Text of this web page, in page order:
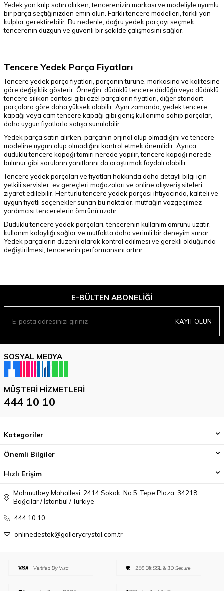
Yedek yan kulp satın alırken, tencerenizin markası ve modeliyle uyumlu
bir parça seçtiğinizden emin olun. Farklı tencere modelleri, farklı yan
kulplar gerektirebilir. Bu nedenle, doğru yedek parçayı seçmek,
tencerenin düzgün ve güvenli bir şekilde çalışmasını sağlar.
Tencere Yedek Parça Fiyatları
Tencere yedek parça fiyatları, parçanın türüne, markasına ve kalitesine
göre değişiklik gösterir. Örneğin, düdüklü tencere düdüğü veya düdüklü
tencere silikon contası gibi özel parçaların fiyatları, diğer standart
parçalara göre daha yüksek olabilir. Aynı zamanda, yedek tencere
kapağı veya cam tencere kapağı gibi geniş kullanıma sahip parçalar,
daha uygun fiyatlarla satışa sunulabilir.
Yedek parça satın alırken, parçanın orjinal olup olmadığını ve tencere
modeline uygun olup olmadığını kontrol etmek önemlidir. Ayrıca,
düdüklü tencere kapağı tamiri nerede yapılır, tencere kapağı nerede
bulunur gibi soruların yanıtlarını da araştırmak faydalı olabilir.
Tencere yedek parçaları ve fiyatları hakkında daha detaylı bilgi için
yetkili servisler, ev gereçleri mağazaları ve online alışveriş siteleri
ziyaret edilebilir. Her türlü tencere yedek parçası ihtiyacında, kaliteli ve
uygun fiyatlı seçenekler sunan bu noktalar, mutfağın vazgeçilmez
yardımcısı tencerelerin ömrünü uzatır.
Düdüklü tencere yedek parçaları, tencerenin kullanım ömrünü uzatır,
kullanım kolaylığı sağlar ve mutfakta daha verimli bir deneyim sunar.
Yedek parçaların düzenli olarak kontrol edilmesi ve gerekli olduğunda
değiştirilmesi, tencerenin performansını artırır.
E-BÜLTEN ABONELIĞI
KAYIT OLUN
SOSYAL MEDYA
MÜŞTERI HIZMETLERI
444 10 10
Kategoriler
Önemli Bilgiler
Hızlı Erişim
Mahmutbey Mahallesi, 2414 Sokak, No:5, Tepe Plaza, 34218
Bağcılar / İstanbul / Türkiye
444 10 10
onlinedestek@gallerycrystal.com.tr